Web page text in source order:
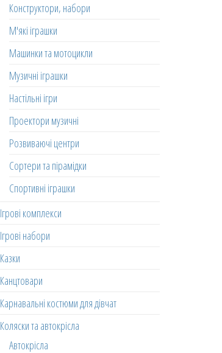
Конструктори, набори
М'які іграшки
Машинки та мотоцикли
Музичні іграшки
Настільні ігри
Проектори музичні
Розвиваючі центри
Сортери та пірамідки
Спортивні іграшки
Ігрові комплекси
Ігрові набори
Казки
Канцтовари
Карнавальні костюми для дівчат
Коляски та автокрісла
Автокрісла